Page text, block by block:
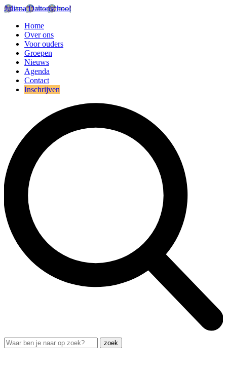
Juliana Daltonschool
Home
Over ons
Voor ouders
Groepen
Nieuws
Agenda
Contact
Inschrijven